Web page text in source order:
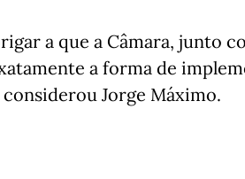
a que a Câmara, junto
a forma de
Jorge Máximo.